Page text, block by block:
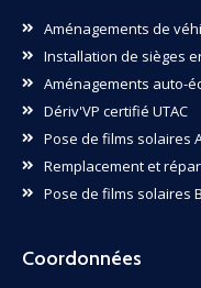
Aménagements de
Installation de sièges
Aménagements auto-
Dériv'VP certifié UTAC
Pose de films solaires
Remplacement et
Pose de films solaires
Coordonnées